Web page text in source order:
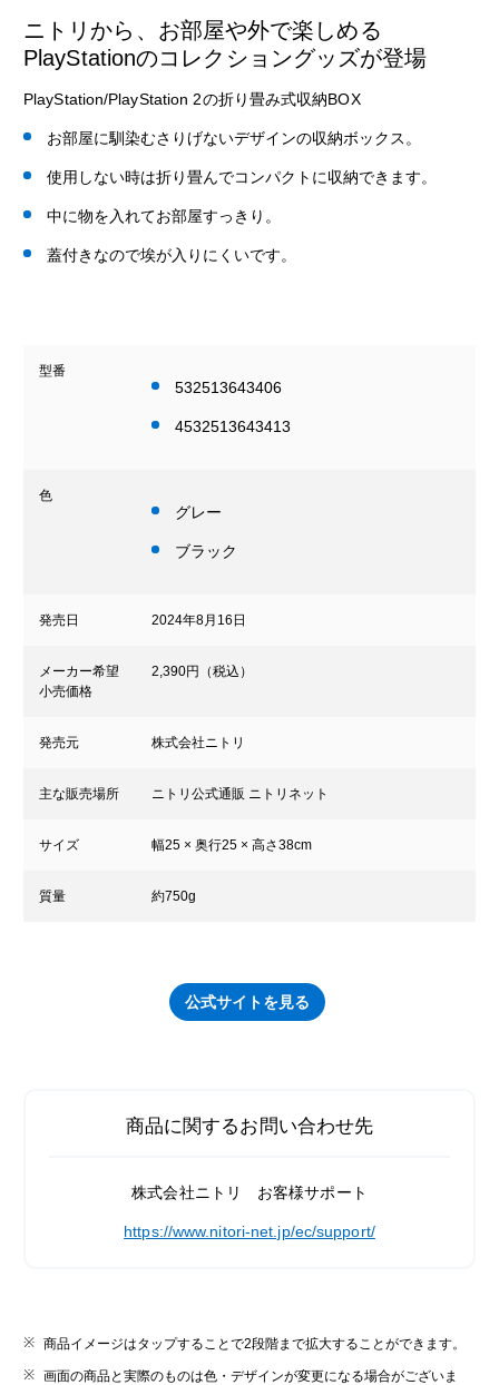
ニトリから、お部屋や外で楽しめる
PlayStationのコレクショングッズが登場
PlayStation/PlayStation 2の折り畳み式収納BOX
お部屋に馴染むさりげないデザインの収納ボックス。
使用しない時は折り畳んでコンパクトに収納できます。
中に物を入れてお部屋すっきり。
蓋付きなので埃が入りにくいです。
型番
532513643406
4532513643413
色
グレー
ブラック
発売日 2024年8月16日
メーカー希望
小売価格
2,390円（税込）
発売元 株式会社ニトリ
主な販売場所 ニトリ公式通販 ニトリネット
サイズ 幅25 × 奥行25 × 高さ38cm
質量 約750g
公式サイトを見る
商品に関するお問い合わせ先
株式会社ニトリ お客様サポート
https://www.nitori-net.jp/ec/support/
商品イメージはタップすることで2段階まで拡大することができます。
画面の商品と実際のものは色・デザインが変更になる場合がございま